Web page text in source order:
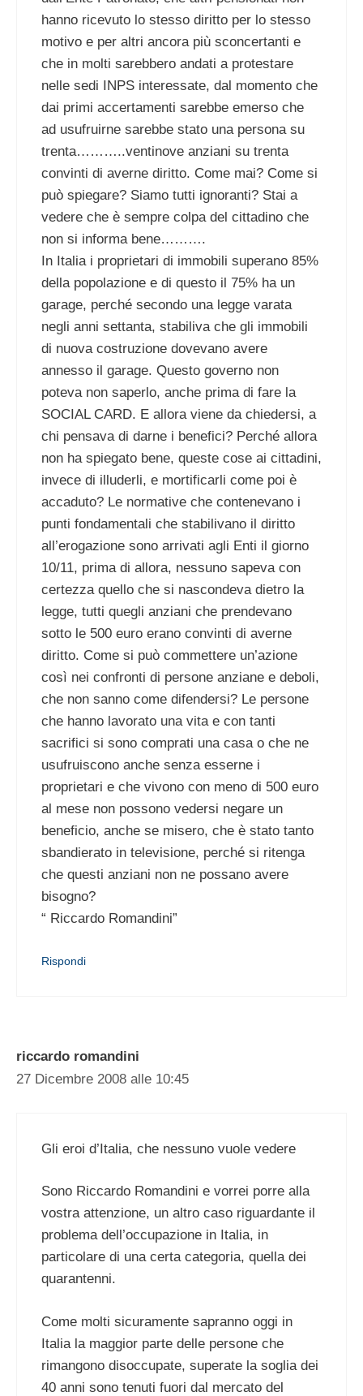
hanno ricevuto lo stesso diritto per lo stesso
motivo e per altri ancora più sconcertanti e
che in molti sarebbero andati a protestare
nelle sedi INPS interessate, dal momento che
dai primi accertamenti sarebbe emerso che
ad usufruirne sarebbe stato una persona su
trenta………..ventinove anziani su trenta
convinti di averne diritto. Come mai? Come si
può spiegare? Siamo tutti ignoranti? Stai a
vedere che è sempre colpa del cittadino che
non si informa bene……….
In Italia i proprietari di immobili superano 85%
della popolazione e di questo il 75% ha un
garage, perché secondo una legge varata
negli anni settanta, stabiliva che gli immobili
di nuova costruzione dovevano avere
annesso il garage. Questo governo non
poteva non saperlo, anche prima di fare la
SOCIAL CARD. E allora viene da chiedersi, a
chi pensava di darne i benefici? Perché allora
non ha spiegato bene, queste cose ai cittadini,
invece di illuderli, e mortificarli come poi è
accaduto? Le normative che contenevano i
punti fondamentali che stabilivano il diritto
all’erogazione sono arrivati agli Enti il giorno
10/11, prima di allora, nessuno sapeva con
certezza quello che si nascondeva dietro la
legge, tutti quegli anziani che prendevano
sotto le 500 euro erano convinti di averne
diritto. Come si può commettere un’azione
così nei confronti di persone anziane e deboli,
che non sanno come difendersi? Le persone
che hanno lavorato una vita e con tanti
sacrifici si sono comprati una casa o che ne
usufruiscono anche senza esserne i
proprietari e che vivono con meno di 500 euro
al mese non possono vedersi negare un
beneficio, anche se misero, che è stato tanto
sbandierato in televisione, perché si ritenga
che questi anziani non ne possano avere
bisogno?
“ Riccardo Romandini”
Rispondi
riccardo romandini
27 Dicembre 2008 alle 10:45
Gli eroi d’Italia, che nessuno vuole vedere
Sono Riccardo Romandini e vorrei porre alla
vostra attenzione, un altro caso riguardante il
problema dell’occupazione in Italia, in
particolare di una certa categoria, quella dei
quarantenni.
Come molti sicuramente sapranno oggi in
Italia la maggior parte delle persone che
rimangono disoccupate, superate la soglia dei
40 anni sono tenuti fuori dal mercato del